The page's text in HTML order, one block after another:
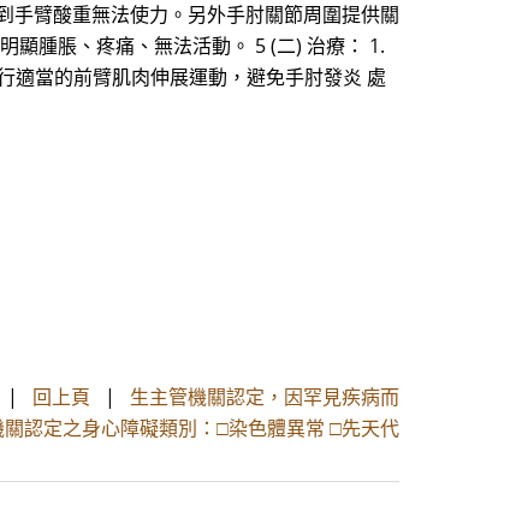
手臂酸重無法使力。另外手肘關節周圍提供關
顯腫脹、疼痛、無法活動。 5 (二) 治療： 1.
適當的前臂肌肉伸展運動，避免手肘發炎 處
| 回上頁 | 生主管機關認定，因罕見疾病而
認定之身心障礙類別：□染色體異常 □先天代